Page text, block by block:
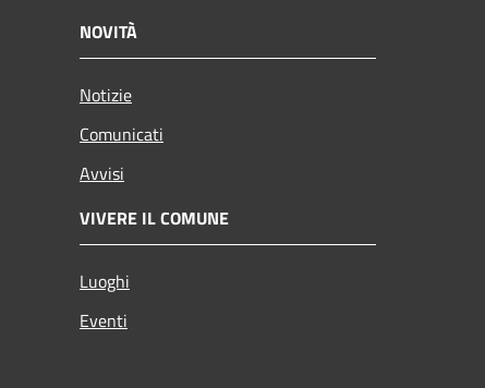
NOVITÀ
Notizie
Comunicati
Avvisi
VIVERE IL COMUNE
Luoghi
Eventi